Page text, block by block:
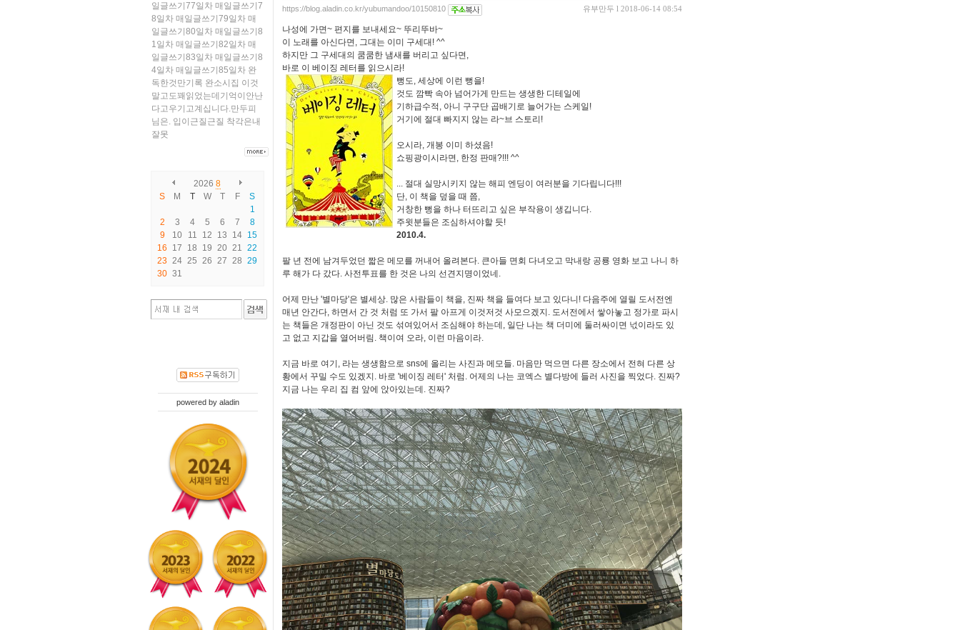
일글쓰기77일차 매일글쓰기7
8일차 매일글쓰기79일차 매
일글쓰기80일차 매일글쓰기8
1일차 매일글쓰기82일차 매
일글쓰기83일차 매일글쓰기8
4일차 매일글쓰기85일차 완
독한것만기록 완소시집 이것
말고도꽤읽었는데기억이안난
다고우기고계십니다.만두피
님은. 입이근질근질 착각은내
잘못
2026 8
S
M T W T F
S
1
2
3 4 5 6 7
8
9
10 11 12 13 14 15
16
17 18 19 20 21 22
23 24 25 26 27 28 29
30 31
powered by aladin
유부만두 l 2018-06-14 08:54
https://blog.aladin.co.kr/yubumandoo/10150810
나성에 가면~ 편지를 보내세요~ 뚜리뚜바~
이 노래를 아신다면, 그대는 이미 구세대! ^^
하지만 그 구세대의 쿰쿰한 냄새를 버리고 싶다면,
바로 이 베이징 레터를 읽으시라!
뻥도, 세상에 이런 뻥을!
것도 깜빡 속아 넘어가게 만드는 생생한 디테일에
기하급수적, 아니 구구단 곱배기로 늘어가는 스케일!
거기에 절대 빠지지 않는 라~브 스토리!
오시라, 개봉 이미 하셨음!
쇼핑광이시라면, 한정 판매?!!! ^^
... 절대 실망시키지 않는 해피 엔딩이 여러분을 기다립니다!!!
단, 이 책을 덮을 때 쯤,
거창한 뻥을 하나 터뜨리고 싶은 부작용이 생깁니다.
주윗분들은 조심하셔야할 듯!
2010.4.
팔 년 전에 남겨두었던 짧은 메모를 꺼내어 올려본다. 큰아들 면회 다녀오고 막내랑 공룡 영화 보고 나니 하
루 해가 다 갔다. 사전투표를 한 것은 나의 선견지명이었네.
어제 만난 '별마당'은 별세상. 많은 사람들이 책을, 진짜 책을 들여다 보고 있다니! 다음주에 열릴 도서전엔
매년 안간다, 하면서 간 것 처럼 또 가서 팔 아프게 이것저것 사모으겠지. 도서전에서 쌓아놓고 정가로 파시
는 책들은 개정판이 아닌 것도 섞여있어서 조심해야 하는데, 일단 나는 책 더미에 둘러싸이면 넋이라도 있
고 없고 지갑을 열어버림. 책이여 오라, 이런 마음이라.
지금 바로 여기, 라는 생생함으로 sns에 올리는 사진과 메모들. 마음만 먹으면 다른 장소에서 전혀 다른 상
황에서 꾸밀 수도 있겠지. 바로 '베이징 레터' 처럼. 어제의 나는 코엑스 별다방에 들러 사진을 찍었다. 진짜?
지금 나는 우리 집 컴 앞에 앉아있는데. 진짜?